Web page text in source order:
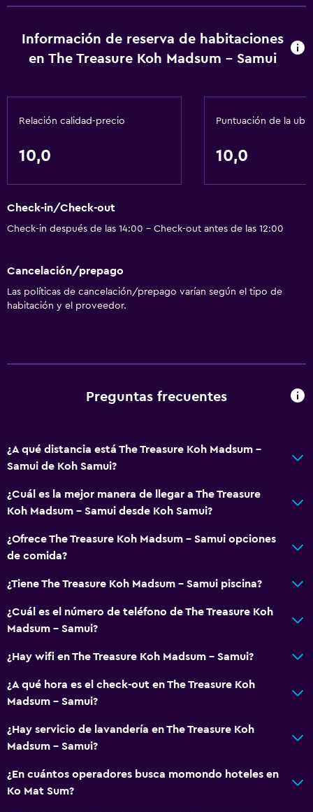
muelle al menos 30 minutos antes de la salida. Check-Out
mascotas Instrucciones Generales Administrador o
anfitrión profesional
Wifi
Lavandería
Ideal para familias
Estacionamiento y transporte
Sistema de entretenimiento
Espacio de almacenamiento
Salud y seguridad
Spa
Información de reserva de habitaciones
en The Treasure Koh Madsum - Samui
Relación calidad-precio
10,0
Puntuación de la
10,0
Check-in/Check-out
Check-in después de las 14:00 - Check-out antes de las 12:00
Cancelación/prepago
Las políticas de cancelación/prepago varían según el tipo de
habitación y el proveedor.
Preguntas frecuentes
¿A qué distancia está The Treasure Koh Madsum -
Samui de Koh Samui?
¿Cuál es la mejor manera de llegar a The Treasure
Koh Madsum - Samui desde Koh Samui?
¿Ofrece The Treasure Koh Madsum - Samui opciones
de comida?
¿Tiene The Treasure Koh Madsum - Samui piscina?
¿Cuál es el número de teléfono de The Treasure Koh
Madsum - Samui?
¿Hay wifi en The Treasure Koh Madsum - Samui?
¿A qué hora es el check-out en The Treasure Koh
Madsum - Samui?
¿Hay servicio de lavandería en The Treasure Koh
Madsum - Samui?
¿En cuántos operadores busca momondo hoteles en
Ko Mat Sum?